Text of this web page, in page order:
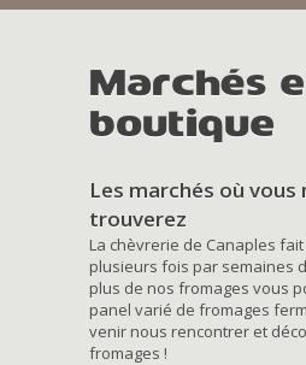
Marchés
boutique
Les marchés où vous
trouverez
La chèvrerie de Canaples
plusieurs fois par semaines
plus de nos fromages vous
panel varié de fromages
venir nous rencontrer et
fromages !